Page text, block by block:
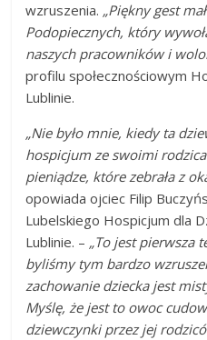
wzruszenia. „Piękny gest
Podopiecznych, który
naszych pracowników i
profilu społecznościowym
Lublinie.
„Nie było mnie, kiedy ta
hospicjum ze swoimi
pieniądze, które zebrała z
opowiada ojciec Filip
Lubelskiego Hospicjum dla
Lublinie. – „To jest pierwsza
byliśmy tym bardzo
zachowanie dziecka jest
Myślę, że jest to owoc
dziewczynki przez jej